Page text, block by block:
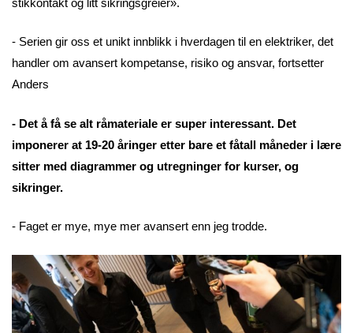
- Serien gir oss et unikt innblikk i hverdagen til en elektriker, det
handler om avansert kompetanse, risiko og ansvar, fortsetter
Anders
- Det å få se alt råmateriale er super interessant. Det
imponerer at 19-20 åringer etter bare et fåtall måneder i lære
sitter med diagrammer og utregninger for kurser, og
sikringer.
- Faget er mye, mye mer avansert enn jeg trodde.